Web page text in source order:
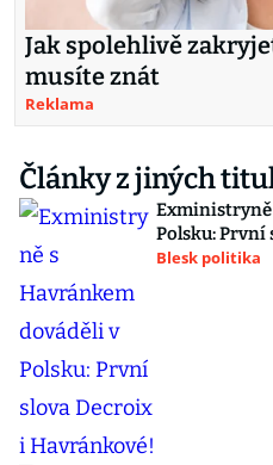
Jak spolehlivě
musíte znát
Reklama
Články z jiných
Exministryně
Polsku: První
Blesk politika